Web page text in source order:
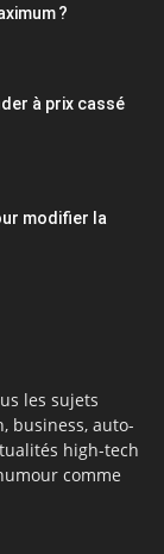
?
à prix cassé
modifier la
les sujets
business, auto-
high-tech
comme